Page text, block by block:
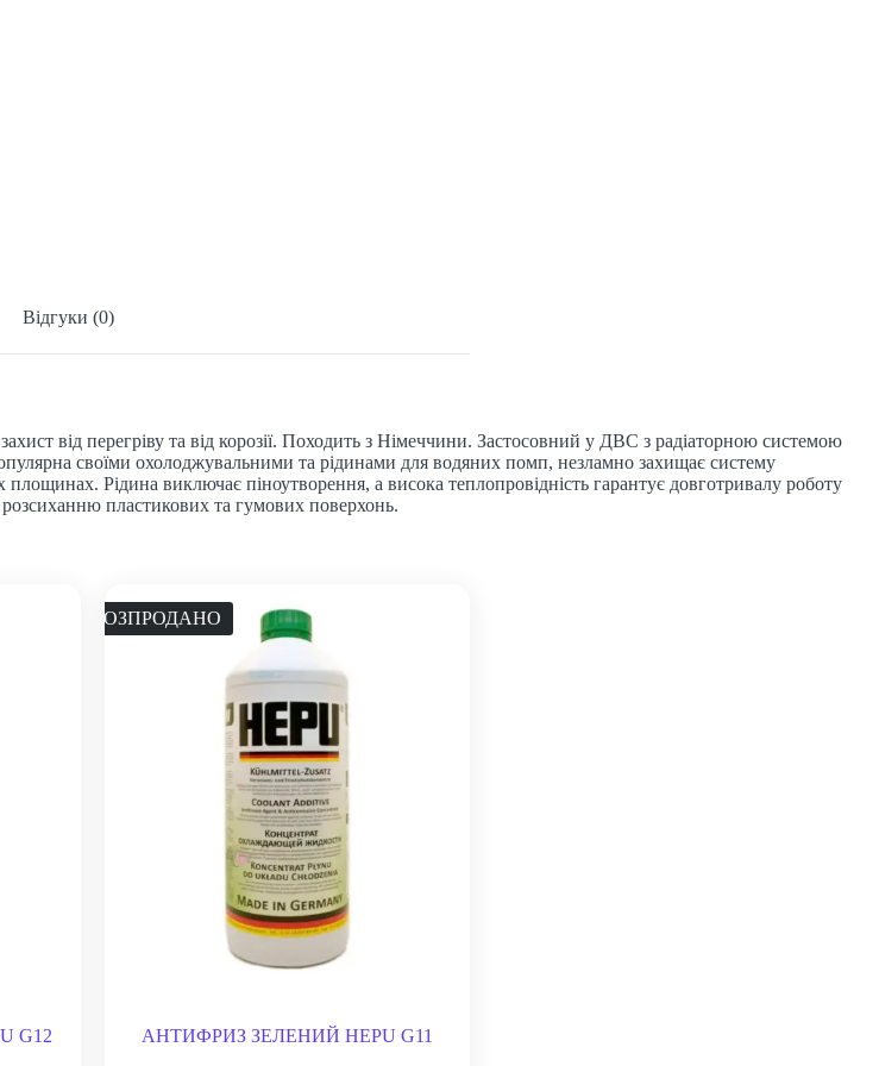
Відгуки (0)
від перегріву та від корозії. Походить з Німеччини. Застосовний у ДВС з радіаторною системою
своїми охолоджувальними та рідинами для водяних помп, незламно захищає систему
Рідина виключає піноутворення, а висока теплопровідність гарантує довготривалу роботу
пластикових та гумових поверхонь.
G12
РОЗПРОДАНО
АНТИФРИЗ ЗЕЛЕНИЙ HEPU G11